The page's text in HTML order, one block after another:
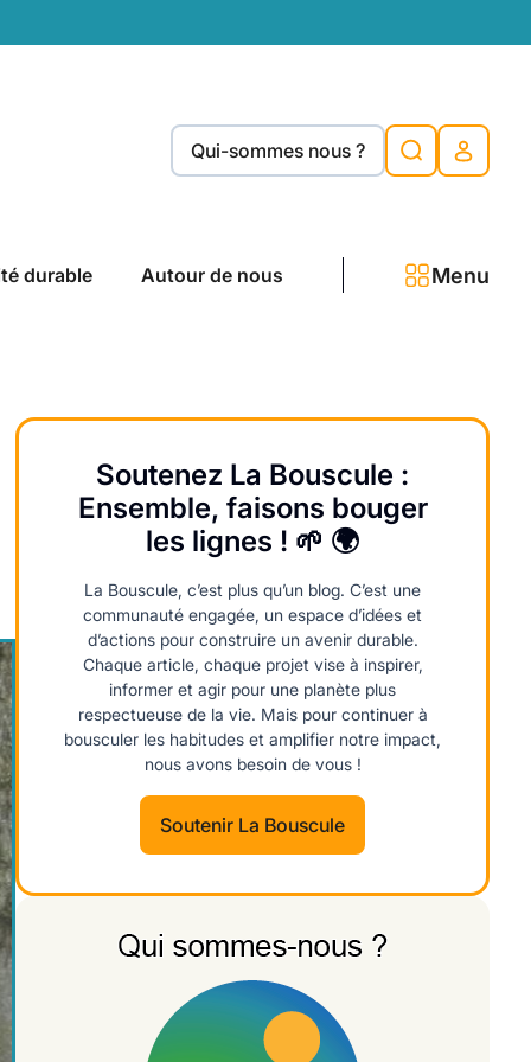
Qui-sommes nous ?
durable Autour de nous Menu
Soutenez La Bouscule :
Ensemble, faisons bouger
les lignes ! 🌱 🌍
La Bouscule, c’est plus qu’un blog. C’est une
communauté engagée, un espace d’idées et
d’actions pour construire un avenir durable.
Chaque article, chaque projet vise à inspirer,
informer et agir pour une planète plus
respectueuse de la vie. Mais pour continuer à
bousculer les habitudes et amplifier notre impact,
nous avons besoin de vous !
Soutenir La Bouscule